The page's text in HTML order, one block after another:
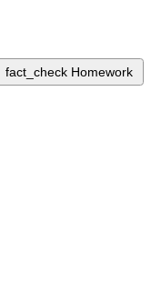
fact_check Homework